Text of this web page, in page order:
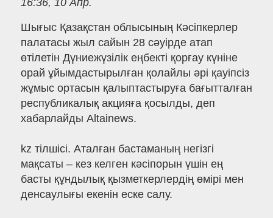
Шығыс Қазақстан облысының Кәсіпкерлер
палатасы жыл сайын 28 сәуірде атап
өтілетін Дүниежүзілік еңбекті қорғау күніне
орай ұйымдастырылған қолайлы әрі қауіпсіз
жұмыс ортасын қалыптастыруға бағытталған
республикалық акцияға қосылды, деп
хабарлайды Altainews.
kz тілшісі. Аталған бастаманың негізгі
мақсаты – кез келген кәсіпорын үшін ең
басты құндылық қызметкерлердің өмірі мен
денсаулығы екенін еске салу.